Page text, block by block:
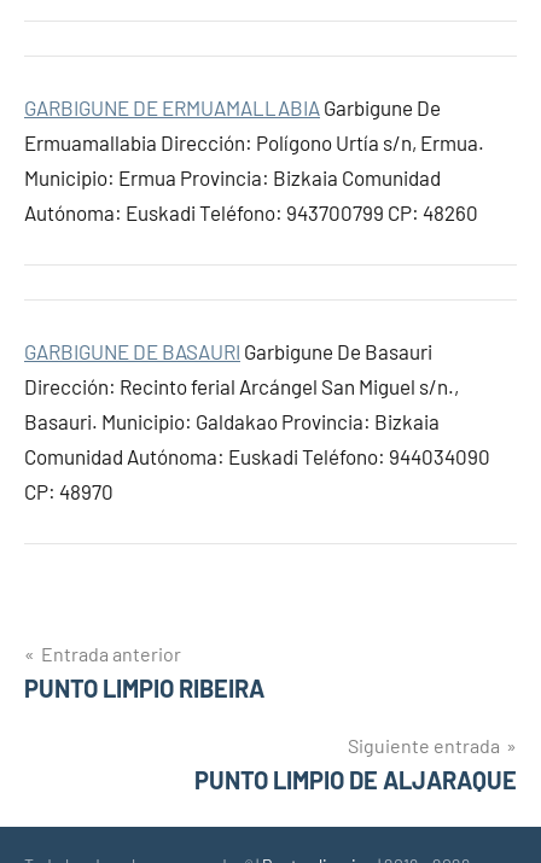
GARBIGUNE DE ERMUAMALLABIA Garbigune De
Ermuamallabia Dirección: Polígono Urtía s/n, Ermua.
Municipio: Ermua Provincia: Bizkaia Comunidad
Autónoma: Euskadi Teléfono: 943700799 CP: 48260
GARBIGUNE DE BASAURI Garbigune De Basauri
Dirección: Recinto ferial Arcángel San Miguel s/n.,
Basauri. Municipio: Galdakao Provincia: Bizkaia
Comunidad Autónoma: Euskadi Teléfono: 944034090
CP: 48970
Navegación
de
Entrada anterior
PUNTO LIMPIO RIBEIRA
Siguiente entrada
PUNTO LIMPIO DE ALJARAQUE